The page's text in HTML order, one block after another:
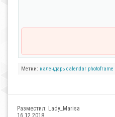
Метки: календарь calendar photoframe
Разместил: Lady_Marisa
16.12.2018